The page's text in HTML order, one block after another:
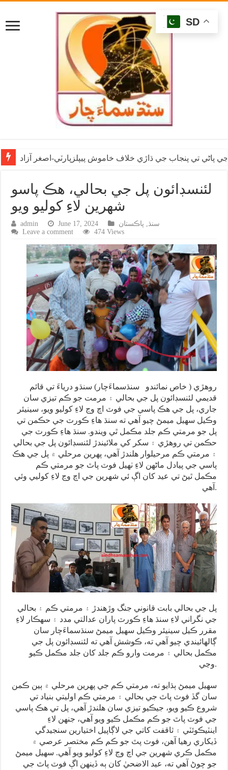
پاڻي تي پنجاب جي ڌاڙي خلاف خاموش پيپلزپارٽي-اصغر آزاد
لئنسڊائون پل جي بحالي، هڪ پاسو
شهرين لاءِ کوليو ويو
admin June 17, 2024 سنڌ, پاڪستان
Leave a comment
474 Views
روهڙي ( خاص نمائندو سنڌسماءَچار) سنڌو درياءَ تي قائم
قديمي لئنسڊائون پل جي بحالي ۽ مرمت جو ڪم تيزي سان
جاري، پل جي هڪ پاسي جي فوٽ اچ وڃ لاءِ کوليو ويو، سينيئر
وڪيل سهيل ميمڻ چيو آهي ته سنڌ هاءِ ڪورٽ جي حڪمن تي
پل جو مرمتي ڪم جلد مڪمل ٿي ويندو. سنڌ هاءِ ڪورٽ جي
حڪمن تي روهڙي ۽ سکر کي ملائيندڙ لئنسڊائون پل جي بحالي
۽ مرمتي ڪم مرحيلوار هلندڙ آهي، پهرين مرحلي ۾ پل جي هڪ
پاسي جي پيادل ماڻهن لاءِ ٺهيل فوٽ پاٿ جو مرمتي ڪم
مڪمل ٿيڻ تي عيد کان اڳ ئي شهرين جي اچ وڃ لاءِ کوليي وئي
آهي.
پل جي بحالي بابت قانوني جنگ وڙهندڙ ۽ مرمتي ڪم ۽ بحالي
جي نگراني لاءِ سنڌ هاءِ ڪورٽ پاران عدالتي مدد ۽ سهڪار لاءِ
مقرر ڪيل سينيئر وڪيل سهيل ميمڻ سنڌسماءَچار سان
ڳالهائيندي چيو آهي ته، ڪوشش آهي ته لئنسڊائون پل جي
مڪمل بحالي ۽ مرمت وارو ڪم جلد کان جلد مڪمل ڪيو
وڃي.
سهيل ميمڻ ٻڌايو ته، مرمتي ڪم جي پهرين مرحلي ۾ ٻين ڪمن
سان گڏ فوٽ پاٿ جي بحالي ۽ مرمتي ڪم اوليتي بنياد تي
شروع ڪيو ويو، جيڪيو تيزي سان هلندڙ آهي، پل تي هڪ پاسي
جي فوٽ پاٿ جو ڪم مڪمل ڪيو ويو آهي، جنهن لاءِ
اينٽيڪوئٽي ۽ ثاقفت کاتي جي لاڳاپيل اختيارين سنجيدگي
ڏيکاري رهيا آهن، فوٽ پٿ جو ڪم ڪم مختصر عرصي ۾
مڪمل ڪري شهرين جي اچ وڃ لاءِ کوليو ويو آهي. سهيل ميمڻ
جو چوڻ آهي ته، عيد الاضحيٰ کان ٻه ڏينهن اڳ فوٽ پاٿ جي
SD